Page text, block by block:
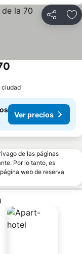
Compartir
ciudad
Ver precios
de las páginas
Por lo tanto, es
web de reserva